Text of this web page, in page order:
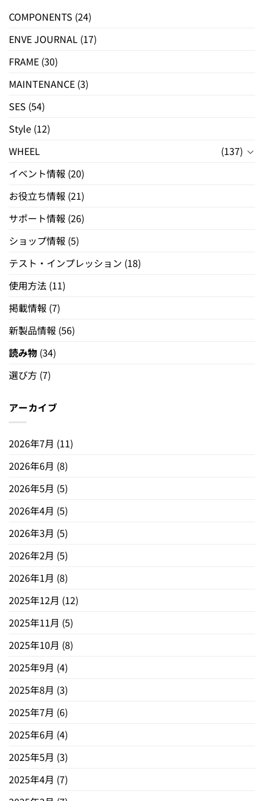
COMPONENTS (24)
ENVE JOURNAL (17)
FRAME (30)
MAINTENANCE (3)
SES (54)
Style (12)
WHEEL
(137)
イベント情報 (20)
お役立ち情報 (21)
サポート情報 (26)
ショップ情報 (5)
テスト・インプレッション (18)
使用方法 (11)
掲載情報 (7)
新製品情報 (56)
読み物 (34)
選び方 (7)
アーカイブ
2026年7月 (11)
2026年6月 (8)
2026年5月 (5)
2026年4月 (5)
2026年3月 (5)
2026年2月 (5)
2026年1月 (8)
2025年12月 (12)
2025年11月 (5)
2025年10月 (8)
2025年9月 (4)
2025年8月 (3)
2025年7月 (6)
2025年6月 (4)
2025年5月 (3)
2025年4月 (7)